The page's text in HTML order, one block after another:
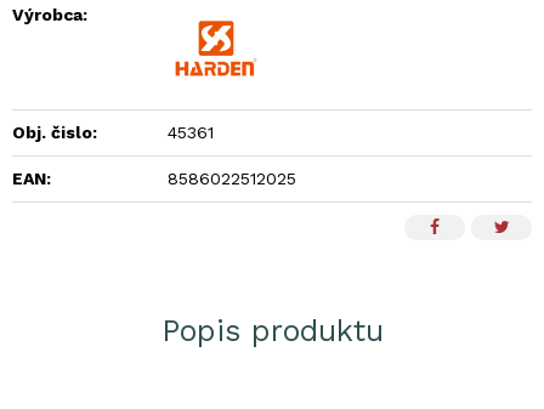
Výrobca:
Obj. čislo: 45361
EAN: 8586022512025
Popis produktu